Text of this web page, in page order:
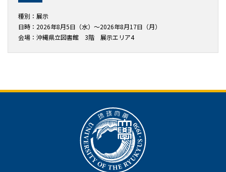
種別：展示
日時：2026年8月5日（水）～2026年8月17日（月）
会場：沖縄県立図書館 3階 展示エリア4